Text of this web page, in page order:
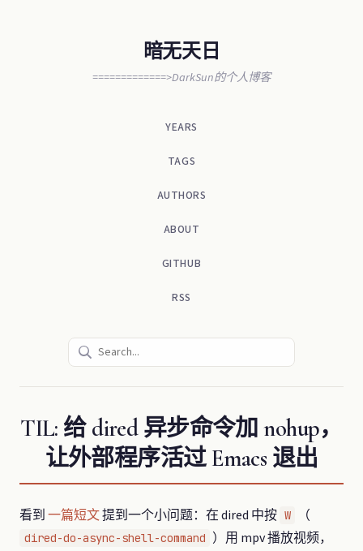
暗无天日
=============>DarkSun的个人博客
YEARS
TAGS
AUTHORS
ABOUT
GITHUB
RSS
TIL: 给 dired 异步命令加 nohup，
让外部程序活过 Emacs 退出
看到一篇短文提到一个小问题：在 dired 中按 W （
dired-do-async-shell-command ）用 mpv 播放视频，